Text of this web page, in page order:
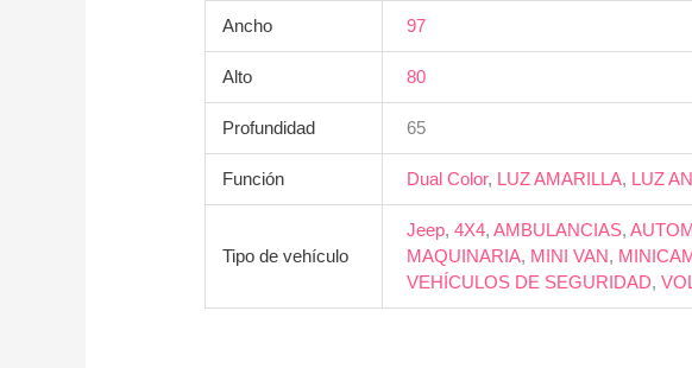
Ancho 97
Alto 80
Profundidad 65
Función Dual Color, LUZ AMARILLA, LUZ
Tipo de vehículo
Jeep,4X4,AMBULANCIAS,
MAQUINARIA, MINI VAN,
VEHÍCULOS DE SEGURIDAD,